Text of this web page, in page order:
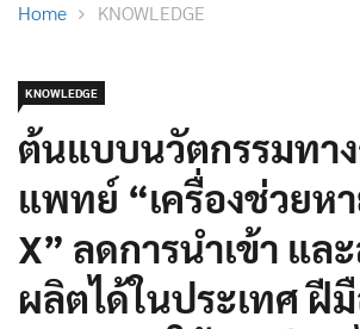
Home KNOWLEDGE
KNOWLEDGE
ต้นแบบนวัตกรรมทา
แพทย์ “เครื่องช่วยห
X” ลดการนำเข้า แล
ผลิตได้ในประเทศ ฝี